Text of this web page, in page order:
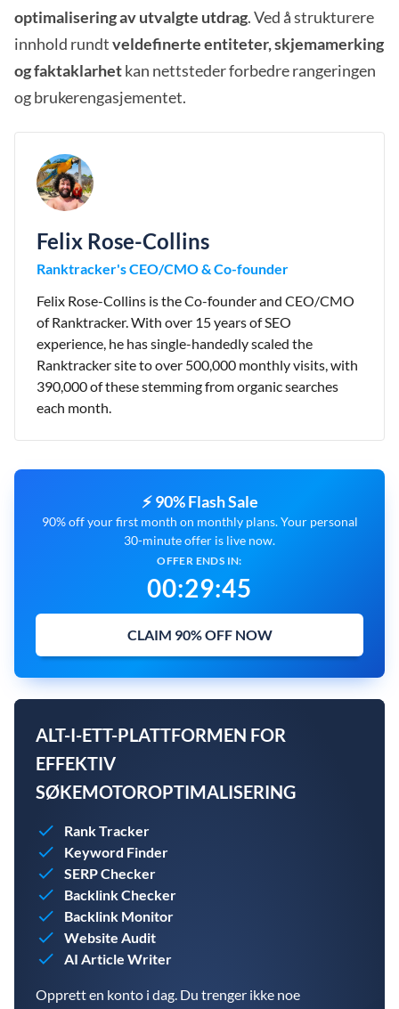
optimalisering av utvalgte utdrag. Ved å strukturere
innhold rundtveldefinerte entiteter, skjemamerking
og faktaklarhetkan nettsteder forbedre rangeringen
og brukerengasjementet.
Felix Rose-Collins
Ranktracker's CEO/CMO & Co-founder
Felix Rose-Collins is the Co-founder and CEO/CMO
of Ranktracker. With over 15 years of SEO
experience, he has single-handedly scaled the
Ranktracker site to over 500,000 monthly visits, with
390,000 of these stemming from organic searches
each month.
⚡ 90% Flash Sale
90% off your first month on monthly plans. Your personal
30-minute offer is live now.
OFFER ENDS IN:
00:29:44
CLAIM 90% OFF NOW
ALT-I-ETT-PLATTFORMEN FOR
EFFEKTIV
SØKEMOTOROPTIMALISERING
Rank Tracker
Keyword Finder
SERP Checker
Backlink Checker
Backlink Monitor
Website Audit
AI Article Writer
Opprett en konto i dag. Du trenger ikke noe